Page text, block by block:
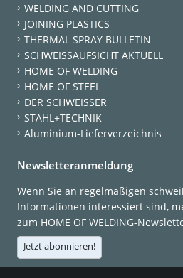
WELDING AND CUTTING
JOINING PLASTICS
THERMAL SPRAY BULLETIN
SCHWEISSAUFSICHT AKTUELL
HOME OF WELDING
HOME OF STEEL
DER SCHWEISSER
STAHL+TECHNIK
Aluminium-Lieferverzeichnis
Newsletteranmeldung
Wenn Sie an regelmäßigen
Informationen interessiert sind,
zum HOME OF WELDING-
Jetzt abonnieren!